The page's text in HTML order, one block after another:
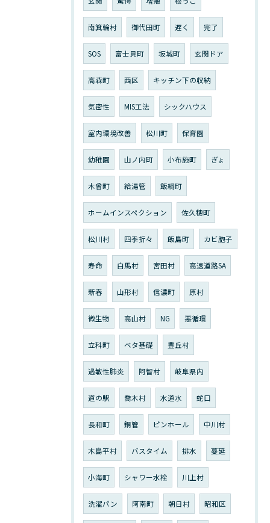
南箕輪村 御代田町 遅く 完了
SOS 富士見町 坂城町 玄関ドア
高森町 西区 キッチン下の収納
気密性 MIS工法 シックハウス
室内環境改善 松川町 保育園
幼稚園 山ノ内町 小布施町 ぎょ
木曾町 給湯管 飯綱町
ホームインスペクション 佐久穂町
松川村 四季折々 飯島町 カビ胞子
寿命 白馬村 宮田村 高速道路SA
新春 山形村 信濃町 原村
微生物 高山村 NG 悪循環
立科町 ベタ基礎 豊丘村
過敏性肺炎 阿智村 岐阜県内
道の駅 喬木村 水道水 蛇口
長和町 銅管 ピンホール 中川村
木島平村 バスタイム 排水 蔓延
小海町 シャワー水栓 川上村
洗濯パン 阿南町 朝日村 昭和区